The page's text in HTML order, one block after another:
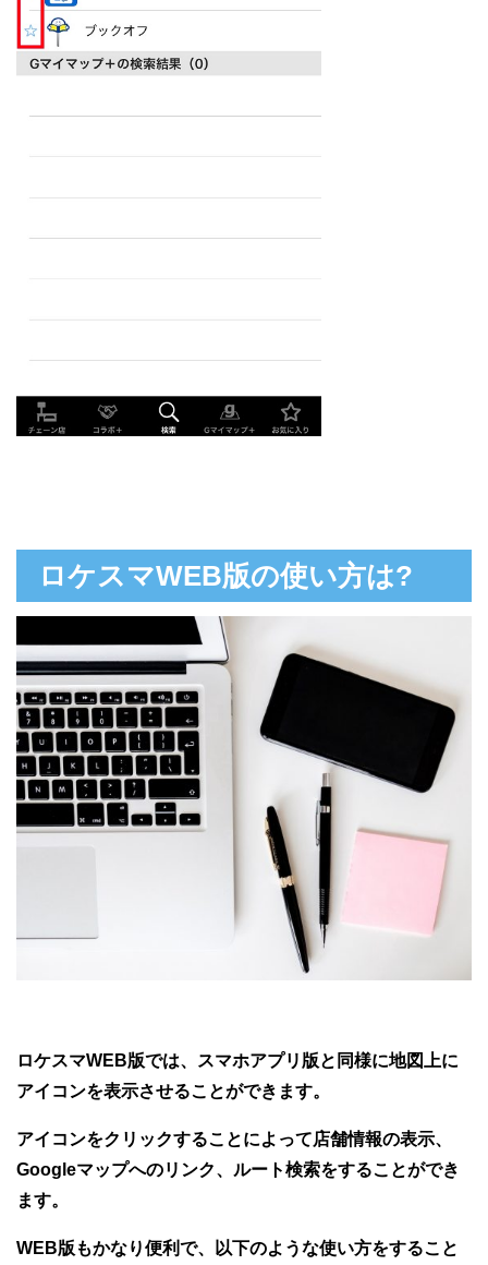
ロケスマWEB版の使い方は?
ロケスマWEB版では、スマホアプリ版と同様に地図上に
アイコンを表示させることができます。
アイコンをクリックすることによって店舗情報の表示、
Googleマップへのリンク、ルート検索をすることができ
ます。
WEB版もかなり便利で、以下のような使い方をすること